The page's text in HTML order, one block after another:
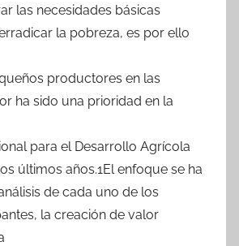
las necesidades básicas
la pobreza, es por ello
productores en las
ha sido una prioridad en la
para el Desarrollo Agrícola
últimos años.1El enfoque se ha
de cada uno de los
la creación de valor